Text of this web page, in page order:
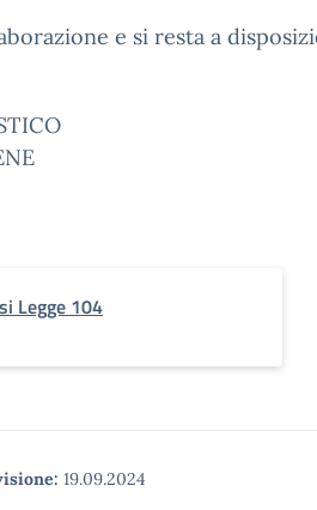
e si resta a
Legge 104
19.09.2024